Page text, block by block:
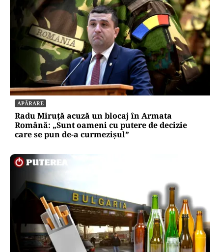
APĂRARE
Radu Miruță acuză un blocaj în Armata
Română: „Sunt oameni cu putere de decizie
care se pun de-a curmezișul”